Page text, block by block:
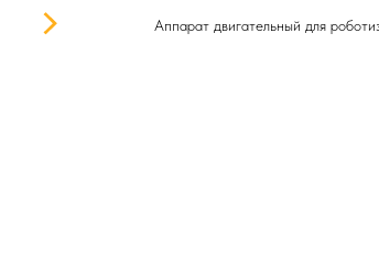
Аппарат двигательный для